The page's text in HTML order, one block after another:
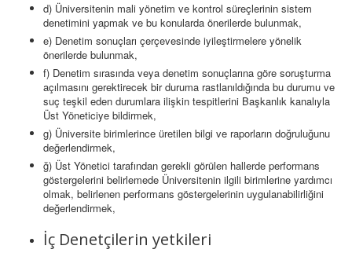
d) Üniversitenin mali yönetim ve kontrol süreçlerinin sistem
denetimini yapmak ve bu konularda önerilerde bulunmak,
e) Denetim sonuçları çerçevesinde iyileştirmelere yönelik
önerilerde bulunmak,
f) Denetim sırasında veya denetim sonuçlarına göre soruşturma
açılmasını gerektirecek bir duruma rastlanıldığında bu durumu ve
suç teşkil eden durumlara ilişkin tespitlerini Başkanlık kanalıyla
Üst Yöneticiye bildirmek,
g) Üniversite birimlerince üretilen bilgi ve raporların doğruluğunu
değerlendirmek,
ğ) Üst Yönetici tarafından gerekli görülen hallerde performans
göstergelerini belirlemede Üniversitenin ilgili birimlerine yardımcı
olmak, belirlenen performans göstergelerinin uygulanabilirliğini
değerlendirmek,
İç Denetçilerin yetkileri